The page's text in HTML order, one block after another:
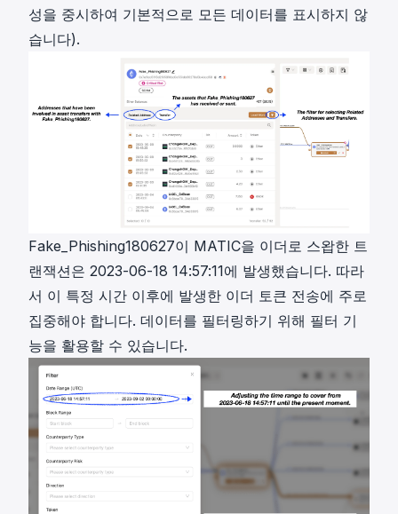
성을 중시하여 기본적으로 모든 데이터를 표시하지 않
습니다).
Fake_Phishing180627이 MATIC을 이더로 스왑한 트
랜잭션은 2023-06-18 14:57:11에 발생했습니다. 따라
서 이 특정 시간 이후에 발생한 이더 토큰 전송에 주로
집중해야 합니다. 데이터를 필터링하기 위해 필터 기
능을 활용할 수 있습니다.